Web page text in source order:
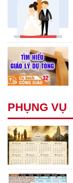
PHỤNG VỤ